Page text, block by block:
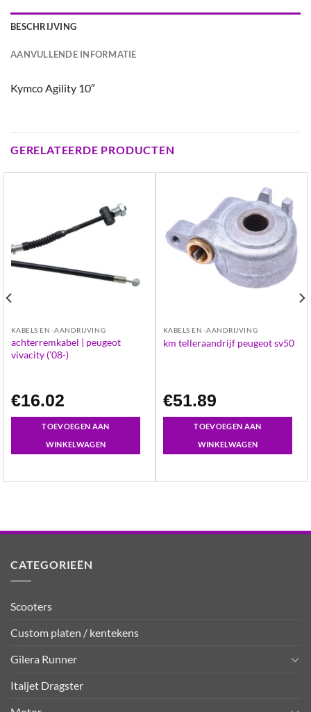
BESCHRIJVING
AANVULLENDE INFORMATIE
Kymco Agility 10″
GERELATEERDE PRODUCTEN
KABELS EN -AANDRIJVING
achterremkabel | peugeot
vivacity (’08-)
€16.02
TOEVOEGEN AAN
WINKELWAGEN
KABELS EN -AANDRIJVING
km telleraandrijf peugeot sv50
€51.89
TOEVOEGEN AAN
WINKELWAGEN
CATEGORIEËN
Scooters
Custom platen / kentekens
Gilera Runner
Italjet Dragster